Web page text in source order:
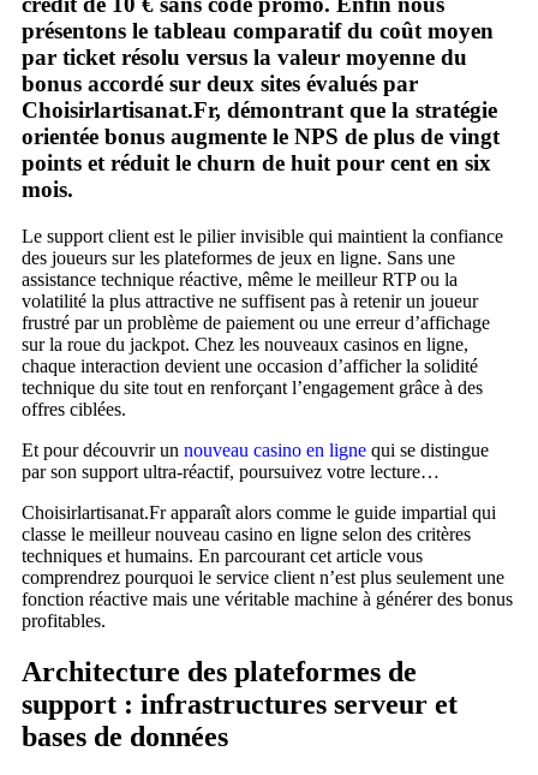
présentons le tableau comparatif du coût moyen
par ticket résolu versus la valeur moyenne du
bonus accordé sur deux sites évalués par
Choisirlartisanat.Fr, démontrant que la stratégie
orientée bonus augmente le NPS de plus de vingt
points et réduit le churn de huit pour cent en six
mois.
Le support client est le pilier invisible qui maintient la confiance
des joueurs sur les plateformes de jeux en ligne. Sans une
assistance technique réactive, même le meilleur RTP ou la
volatilité la plus attractive ne suffisent pas à retenir un joueur
frustré par un problème de paiement ou une erreur d’affichage
sur la roue du jackpot. Chez les nouveaux casinos en ligne,
chaque interaction devient une occasion d’afficher la solidité
technique du site tout en renforçant l’engagement grâce à des
offres ciblées.
Et pour découvrir un nouveau casino en ligne qui se distingue
par son support ultra‑réactif, poursuivez votre lecture…
Choisirlartisanat.Fr apparaît alors comme le guide impartial qui
classe le meilleur nouveau casino en ligne selon des critères
techniques et humains. En parcourant cet article vous
comprendrez pourquoi le service client n’est plus seulement une
fonction réactive mais une véritable machine à générer des bonus
profitables.
Architecture des plateformes de
support : infrastructures serveur et
bases de données